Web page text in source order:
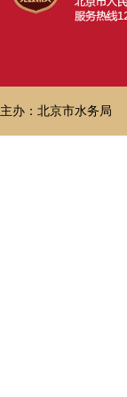
主办：北京市水务局